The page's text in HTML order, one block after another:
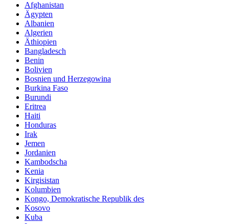
Afghanistan
Ägypten
Albanien
Algerien
Äthiopien
Bangladesch
Benin
Bolivien
Bosnien und Herzegowina
Burkina Faso
Burundi
Eritrea
Haiti
Honduras
Irak
Jemen
Jordanien
Kambodscha
Kenia
Kirgisistan
Kolumbien
Kongo, Demokratische Republik des
Kosovo
Kuba